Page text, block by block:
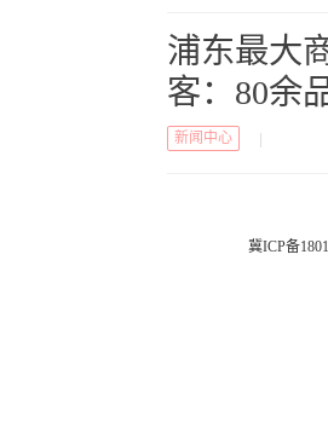
浦东最大
客：80余
新闻中心
冀ICP备